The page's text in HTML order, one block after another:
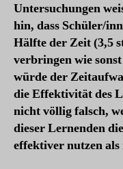
Untersuchungen
hin, dass Schüler/
Hälfte der Zeit (3,5
verbringen wie
würde der
die Effektivität des
nicht völlig falsch,
dieser Lernenden
effektiver nutzen